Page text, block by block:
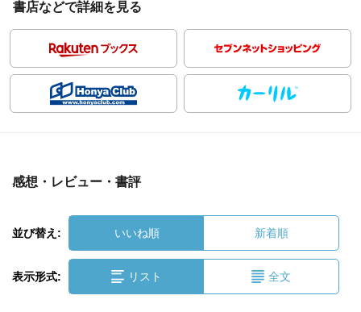
書店などで詳細を見る
感想・レビュー・書評
並び替え: いいね順 新着順
表示形式: リスト 全文